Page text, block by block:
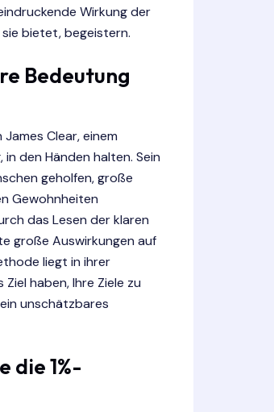
Wirkung der
bietet, begeistern.
Bedeutung
Clear, einem
den Händen halten. Sein
geholfen, große
Gewohnheiten
das Lesen der klaren
große Auswirkungen auf
liegt in ihrer
haben, Ihre Ziele zu
unschätzbares
die 1%-